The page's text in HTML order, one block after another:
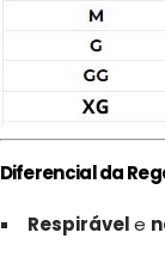
Diferencial da
Respirável e